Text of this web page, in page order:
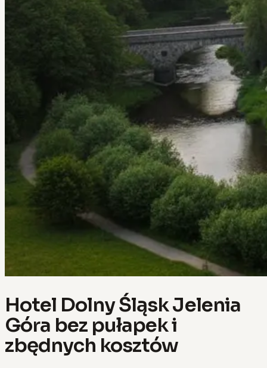
Hotel Dolny Śląsk Jelenia
Góra bez pułapek i
zbędnych kosztów